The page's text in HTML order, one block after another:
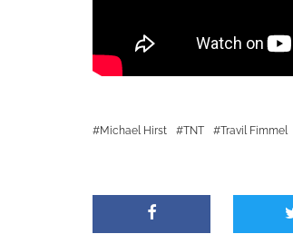
Michael Hirst TNT Travil Fimmel